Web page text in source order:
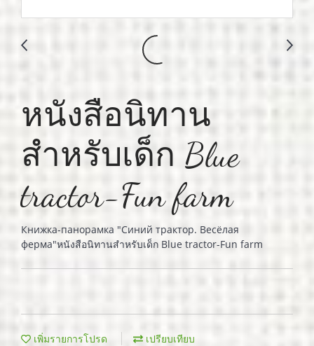
หนังสือนิทาน
สำหรับเด็ก Blue
tractor-Fun farm
Книжка-панорамка "Синий трактор. Весёлая
ферма"หนังสือนิทานสำหรับเด็ก Blue tractor-Fun farm
เพิ่มรายการโปรด เปรียบเทียบ